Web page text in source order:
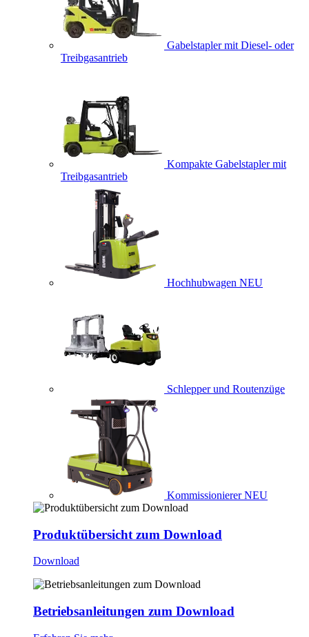
Gabelstapler mit Diesel- oder
Treibgasantrieb
Kompakte Gabelstapler mit
Treibgasantrieb
Hochhubwagen NEU
Schlepper und Routenzüge
Kommissionierer NEU
Produktübersicht zum Download
Download
Betriebsanleitungen zum Download